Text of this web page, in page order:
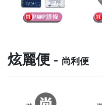
炫麗便 - 尚利便